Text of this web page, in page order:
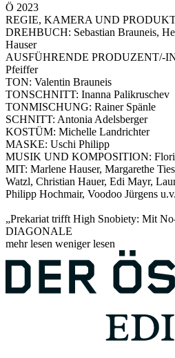
Ö 2023
REGIE, KAMERA UND
DREHBUCH: Sebastian Brauneis,
Hauser
AUSFÜHRENDE PRODUZENT/-
Pfeiffer
TON: Valentin Brauneis
TONSCHNITT: Inanna Palikruschev
TONMISCHUNG: Rainer Spänle
SCHNITT: Antonia Adelsberger
KOSTÜM: Michelle Landrichter
MASKE: Uschi Philipp
MUSIK UND KOMPOSITION:
MIT: Marlene Hauser, Margarethe
Watzl, Christian Hauer, Edi Mayr,
Philipp Hochmair, Voodoo Jürgens
„Prekariat trifft High Snobiety: Mit
DIAGONALE
mehr lesen weniger lesen